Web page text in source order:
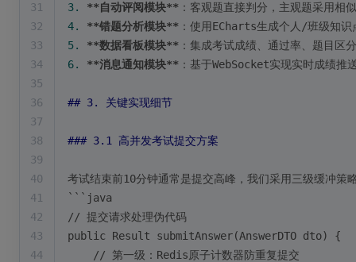
31
3. **自动评阅模块** ：客观题直接判分，主观题采用相
32
4. **错题分析模块** ：使用ECharts生成个人/班级知识
33
5. **数据看板模块** ：集成考试成绩、通过率、题目区
34
6. **消息通知模块** ：基于WebSocket实现实时成绩推
35
36
## 3. 关键实现细节
37
38
### 3.1 高并发考试提交方案
39
40
考试结束前10分钟通常是提交高峰，我们采用三级缓冲策
41
```java
42
// 提交请求处理伪代码
43
public Result submitAnswer(AnswerDTO dto) {
44
    // 第一级：Redis原子计数器防重复提交